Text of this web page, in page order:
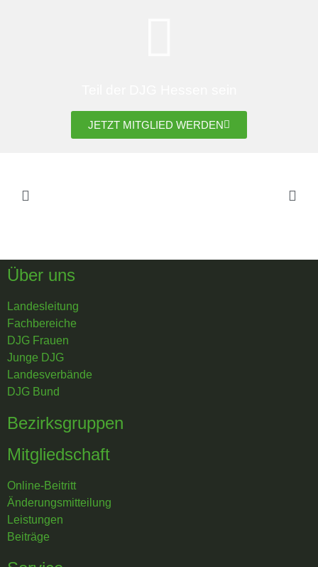
JETZT MITGLIED WERDEN
Über uns
Landesleitung
Fachbereiche
DJG Frauen
Junge DJG
Landesverbände
DJG Bund
Bezirksgruppen
Mitgliedschaft
Online-Beitritt
Änderungsmitteilung
Leistungen
Beiträge